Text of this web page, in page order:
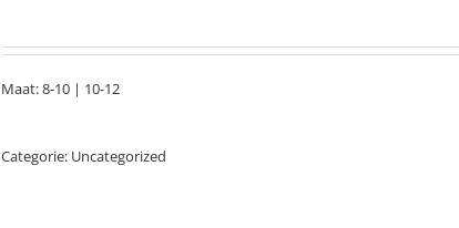
Maat: 8-10 | 10-12
Categorie: Uncategorized